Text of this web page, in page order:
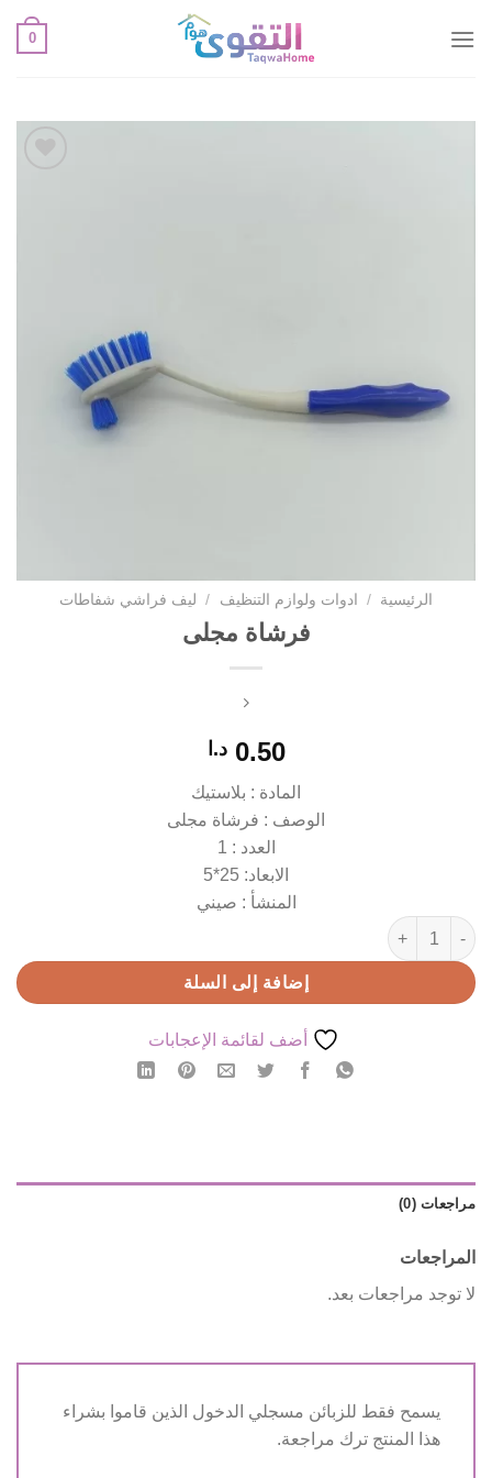
0
الرئيسية / ادوات ولوازم التنظيف / ليف فراشي شفاطات
فرشاة مجلى
0.50 د.ا
المادة : بلاستيك
الوصف : فرشاة مجلى
العدد : 1
الابعاد: 25*5
المنشأ : صيني
كمية فرشاة مجلى
إضافة إلى السلة
أضف لقائمة الإعجابات
مراجعات (0)
المراجعات
لا توجد مراجعات بعد.
يسمح فقط للزبائن مسجلي الدخول الذين قاموا بشراء
هذا المنتج ترك مراجعة.